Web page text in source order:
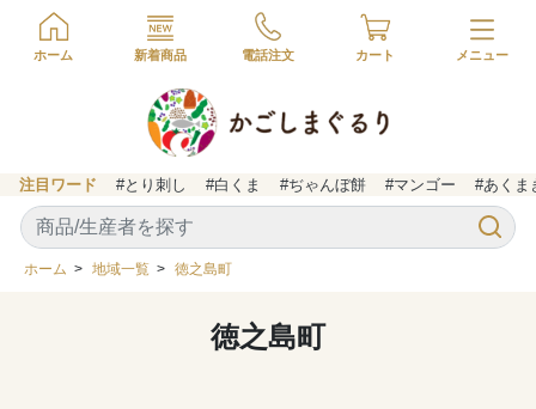
ホーム 新着商品 電話注文 カート
注目ワード #とり刺し #白くま #ぢゃんぼ餅 #マンゴー #あくま
ホーム > 地域一覧 > 徳之島町
徳之島町